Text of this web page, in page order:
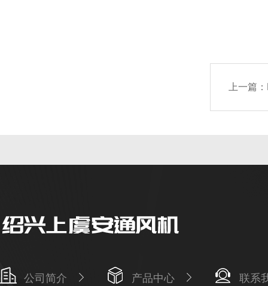
上一篇：
公司简介 产品中心 联系